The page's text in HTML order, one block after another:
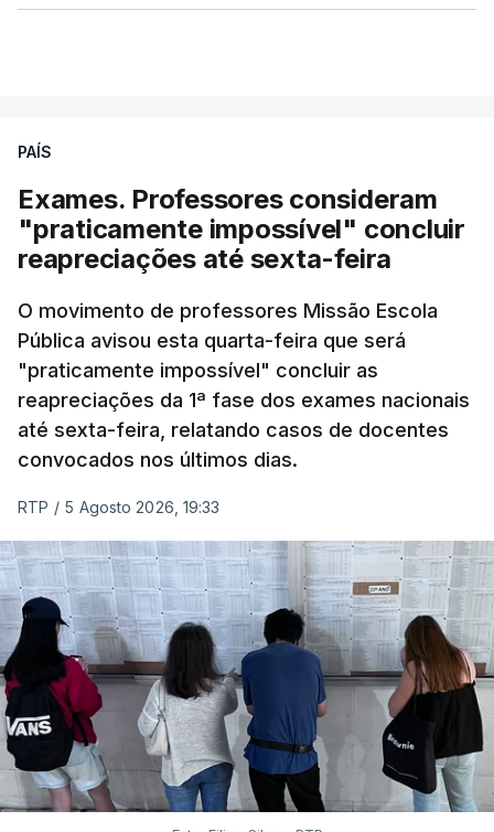
PAÍS
Exames. Professores consideram
"praticamente impossível" concluir
reapreciações até sexta-feira
O movimento de professores Missão Escola
Pública avisou esta quarta-feira que será
"praticamente impossível" concluir as
reapreciações da 1ª fase dos exames nacionais
até sexta-feira, relatando casos de docentes
convocados nos últimos dias.
RTP / 5 Agosto 2026, 19:33